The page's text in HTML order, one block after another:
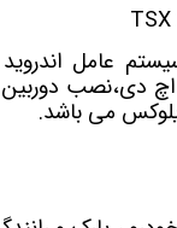
دی،نصب
می باشد.